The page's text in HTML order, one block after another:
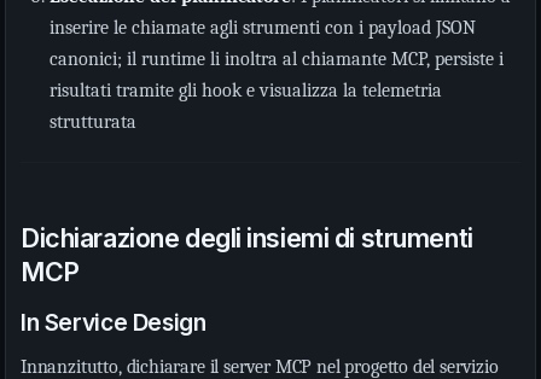
inserire le chiamate agli strumenti con i payload JSON
canonici; il runtime li inoltra al chiamante MCP, persiste i
risultati tramite gli hook e visualizza la telemetria
strutturata
Dichiarazione degli insiemi di strumenti
MCP
In Service Design
Innanzitutto, dichiarare il server MCP nel progetto del servizio